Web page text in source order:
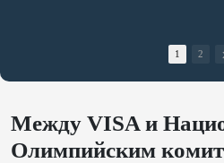
1 2
Между VISA и
Олимпийским